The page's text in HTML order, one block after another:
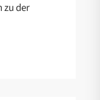
zu der